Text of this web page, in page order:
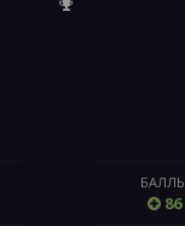
86